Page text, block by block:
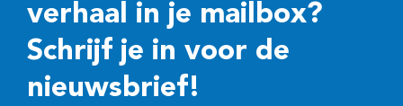
verhaal in je mailbox?
Schrijf je in voor de
nieuwsbrief!